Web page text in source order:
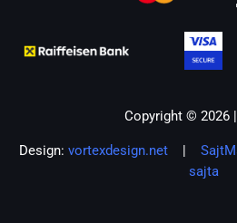
Copyright © 2026
Design: vortexdesign.net |
sajta